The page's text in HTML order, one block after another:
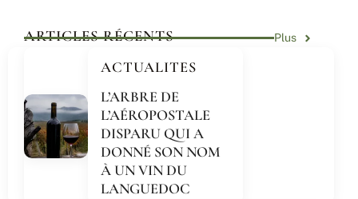
ARTICLES RÉCENTS Plus
ACTUALITES
L’ARBRE DE
L’AÉROPOSTALE
DISPARU QUI A
DONNÉ SON NOM
À UN VIN DU
LANGUEDOC